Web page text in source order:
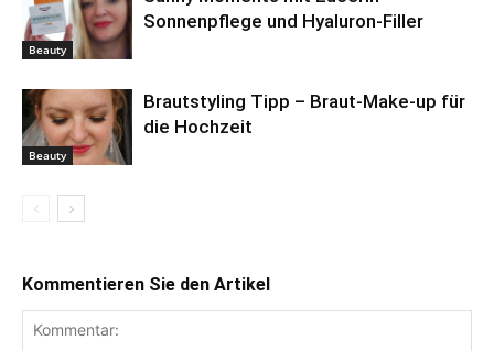
Beauty
Sonnenpflege und Hyaluron-Filler
Beauty
Brautstyling Tipp – Braut-Make-up für
die Hochzeit
Kommentieren Sie den Artikel